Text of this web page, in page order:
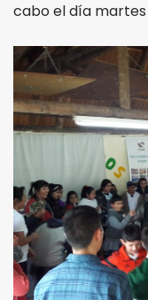
cabo el día martes